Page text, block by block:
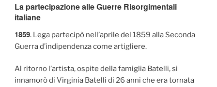
La partecipazione alle Guerre Risorgimentali
italiane
1859. Lega partecipò nell’aprile del 1859 alla Seconda
Guerra d’indipendenza come artigliere.
Al ritorno l’artista, ospite della famiglia Batelli, si
innamorò di Virginia Batelli di 26 anni che era tornata